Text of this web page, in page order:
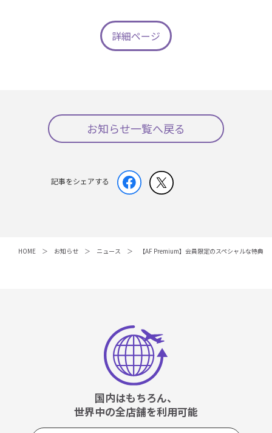
詳細ページ
お知らせ一覧へ戻る
記事をシェアする
HOME お知らせ ニュース 【AF Premium】会員限定のスペシャルな特典
国内はもちろん、
世界中の全店舗を利用可能